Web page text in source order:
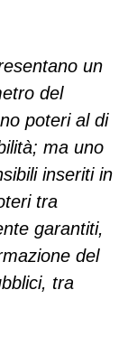
un
del
poteri al di
ma uno
inseriti in
tra
garantiti,
del
tra